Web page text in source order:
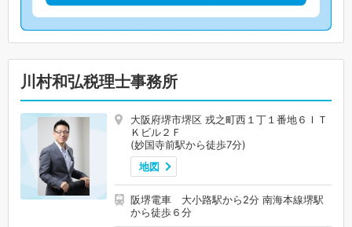
川村和弘税理士事務所
大阪府堺市堺区 戎之町西１丁１番地６ＩＴ
Ｋビル２Ｆ
(妙国寺前駅から徒歩7分)
地図
阪堺電車 大小路駅から2分 南海本線堺駅
から徒歩６分